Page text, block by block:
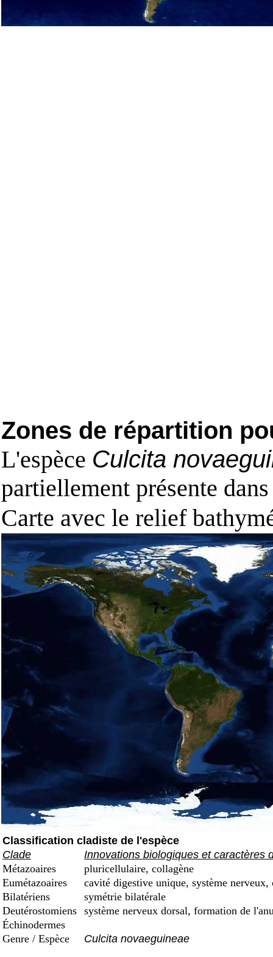
Zones de répartition
L'espèce Culcita
partiellement présente
Carte avec le relief
Classification cladiste de l'espèce
Clade
Innovations biologiques et caractères
Métazoaires
pluricellulaire, collagène
Eumétazoaires
cavité digestive unique, système nerveux,
Bilatériens
symétrie bilatérale
Deutérostomiens système nerveux dorsal, formation de
Échinodermes
Genre / Espèce
Culcita novaeguineae